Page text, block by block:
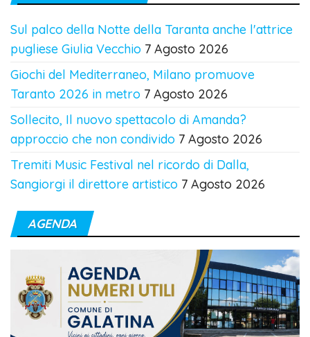
Sul palco della Notte della Taranta anche l'attrice
pugliese Giulia Vecchio 7 Agosto 2026
Giochi del Mediterraneo, Milano promuove
Taranto 2026 in metro 7 Agosto 2026
Sollecito, Il nuovo spettacolo di Amanda?
approccio che non condivido 7 Agosto 2026
Tremiti Music Festival nel ricordo di Dalla,
Sangiorgi il direttore artistico 7 Agosto 2026
AGENDA